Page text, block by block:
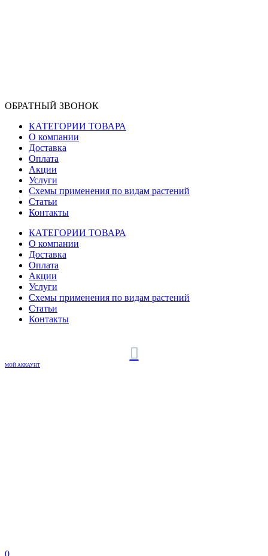
ОБРАТНЫЙ ЗВОНОК
КАТЕГОРИИ ТОВАРА
О компании
Доставка
Оплата
Акции
Услуги
Схемы применения по видам растений
Статьи
Контакты
КАТЕГОРИИ ТОВАРА
О компании
Доставка
Оплата
Акции
Услуги
Схемы применения по видам растений
Статьи
Контакты
МОЙ АККАУНТ
0